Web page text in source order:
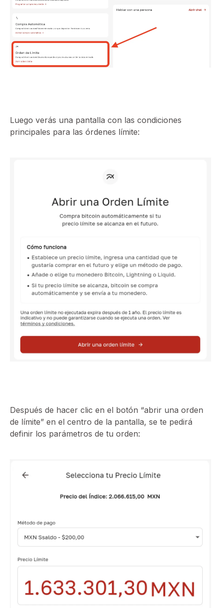
⁠Luego verás una pantalla con las condiciones
principales para las órdenes límite:
Después de hacer clic en el botón “abrir una orden
de límite” en el centro de la pantalla, se te pedirá
definir los parámetros de tu orden: